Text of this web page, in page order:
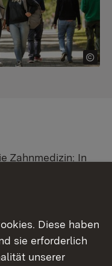
Zahnmedizin: In
passenden
eine Schritt-für-
Studium.
Diese haben
sie erforderlich
unserer